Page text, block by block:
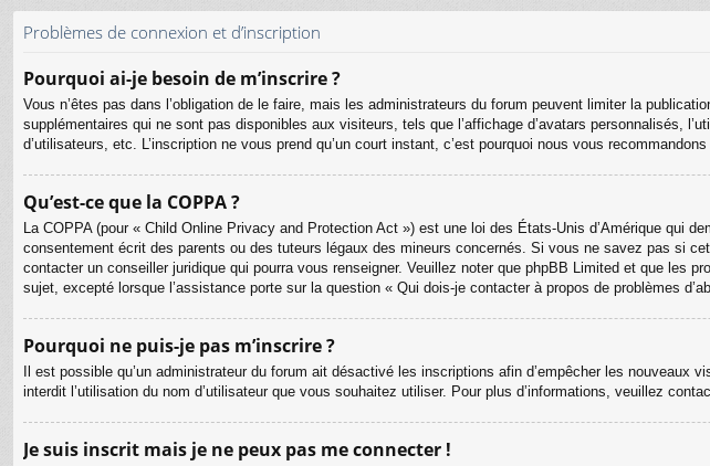
Problèmes de connexion et d’inscription
Pourquoi ai-je besoin de m’inscrire ?
Vous n’êtes pas dans l’obligation de le faire, mais les administrateurs du forum peuvent limiter la
supplémentaires qui ne sont pas disponibles aux visiteurs, tels que l’affichage d’avatars personnalisés,
d’utilisateurs, etc. L’inscription ne vous prend qu’un court instant, c’est pourquoi nous vous
Qu’est-ce que la COPPA ?
La COPPA (pour « Child Online Privacy and Protection Act ») est une loi des États-Unis d’Amérique qui
consentement écrit des parents ou des tuteurs légaux des mineurs concernés. Si vous ne savez pas si
contacter un conseiller juridique qui pourra vous renseigner. Veuillez noter que phpBB Limited et que les
sujet, excepté lorsque l’assistance porte sur la question « Qui dois-je contacter à propos de problèmes
Pourquoi ne puis-je pas m’inscrire ?
Il est possible qu’un administrateur du forum ait désactivé les inscriptions afin d’empêcher les
interdit l’utilisation du nom d’utilisateur que vous souhaitez utiliser. Pour plus d’informations, veuillez
Je suis inscrit mais je ne peux pas me connecter !